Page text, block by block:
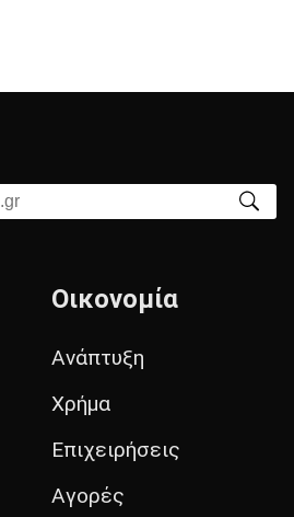
Οικονομία
Ανάπτυξη
Χρήμα
Επιχειρήσεις
Αγορές